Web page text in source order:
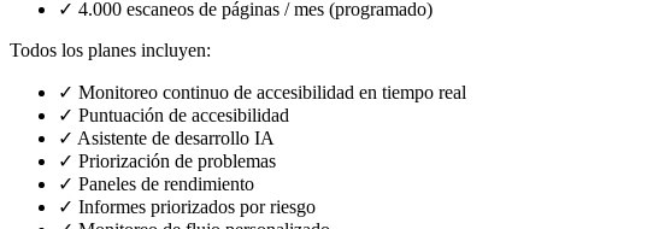
✓ 4.000 escaneos de páginas / mes (programado)
Todos los planes incluyen:
✓ Monitoreo continuo de accesibilidad en tiempo real
✓ Puntuación de accesibilidad
✓ Asistente de desarrollo IA
✓ Priorización de problemas
✓ Paneles de rendimiento
✓ Informes priorizados por riesgo